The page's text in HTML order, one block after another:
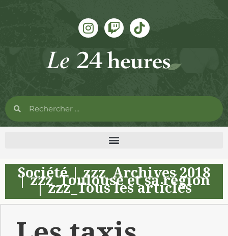
Société|zzz_Archives 2018
|zzz_Toulouse et sa région
|zzz_Tous les articles